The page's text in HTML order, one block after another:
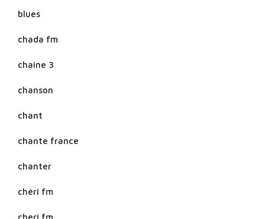
blues
chada fm
chaine 3
chanson
chant
chante france
chanter
chéri fm
cheri fm